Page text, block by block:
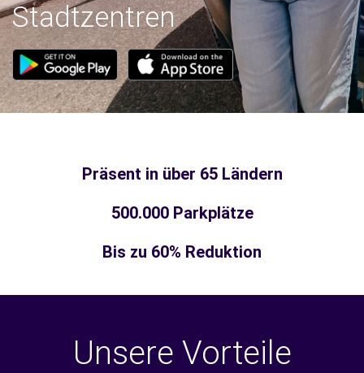
Stadtzentren
Präsent in über 65 Ländern
500.000 Parkplätze
Bis zu 60% Reduktion
Unsere Vorteile